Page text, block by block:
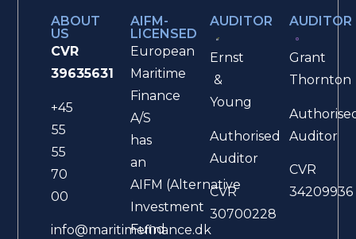
ABOUT
US
CVR
39635631
+45
55
55
70
00
info@maritimefinance.dk
AIFM-
LICENSED
European
Maritime
Finance
A/S
has
an
AIFM (Alternative
Investment
Fund
AUDITOR
Ernst
&
Young
Authorised
Auditor
CVR
30700228
AUDITOR
Grant
Thornton
Auditor
CVR
34209936